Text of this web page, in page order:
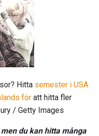
Hitta semester i USA
för att hitta fler
/ Getty Images
du kan hitta många